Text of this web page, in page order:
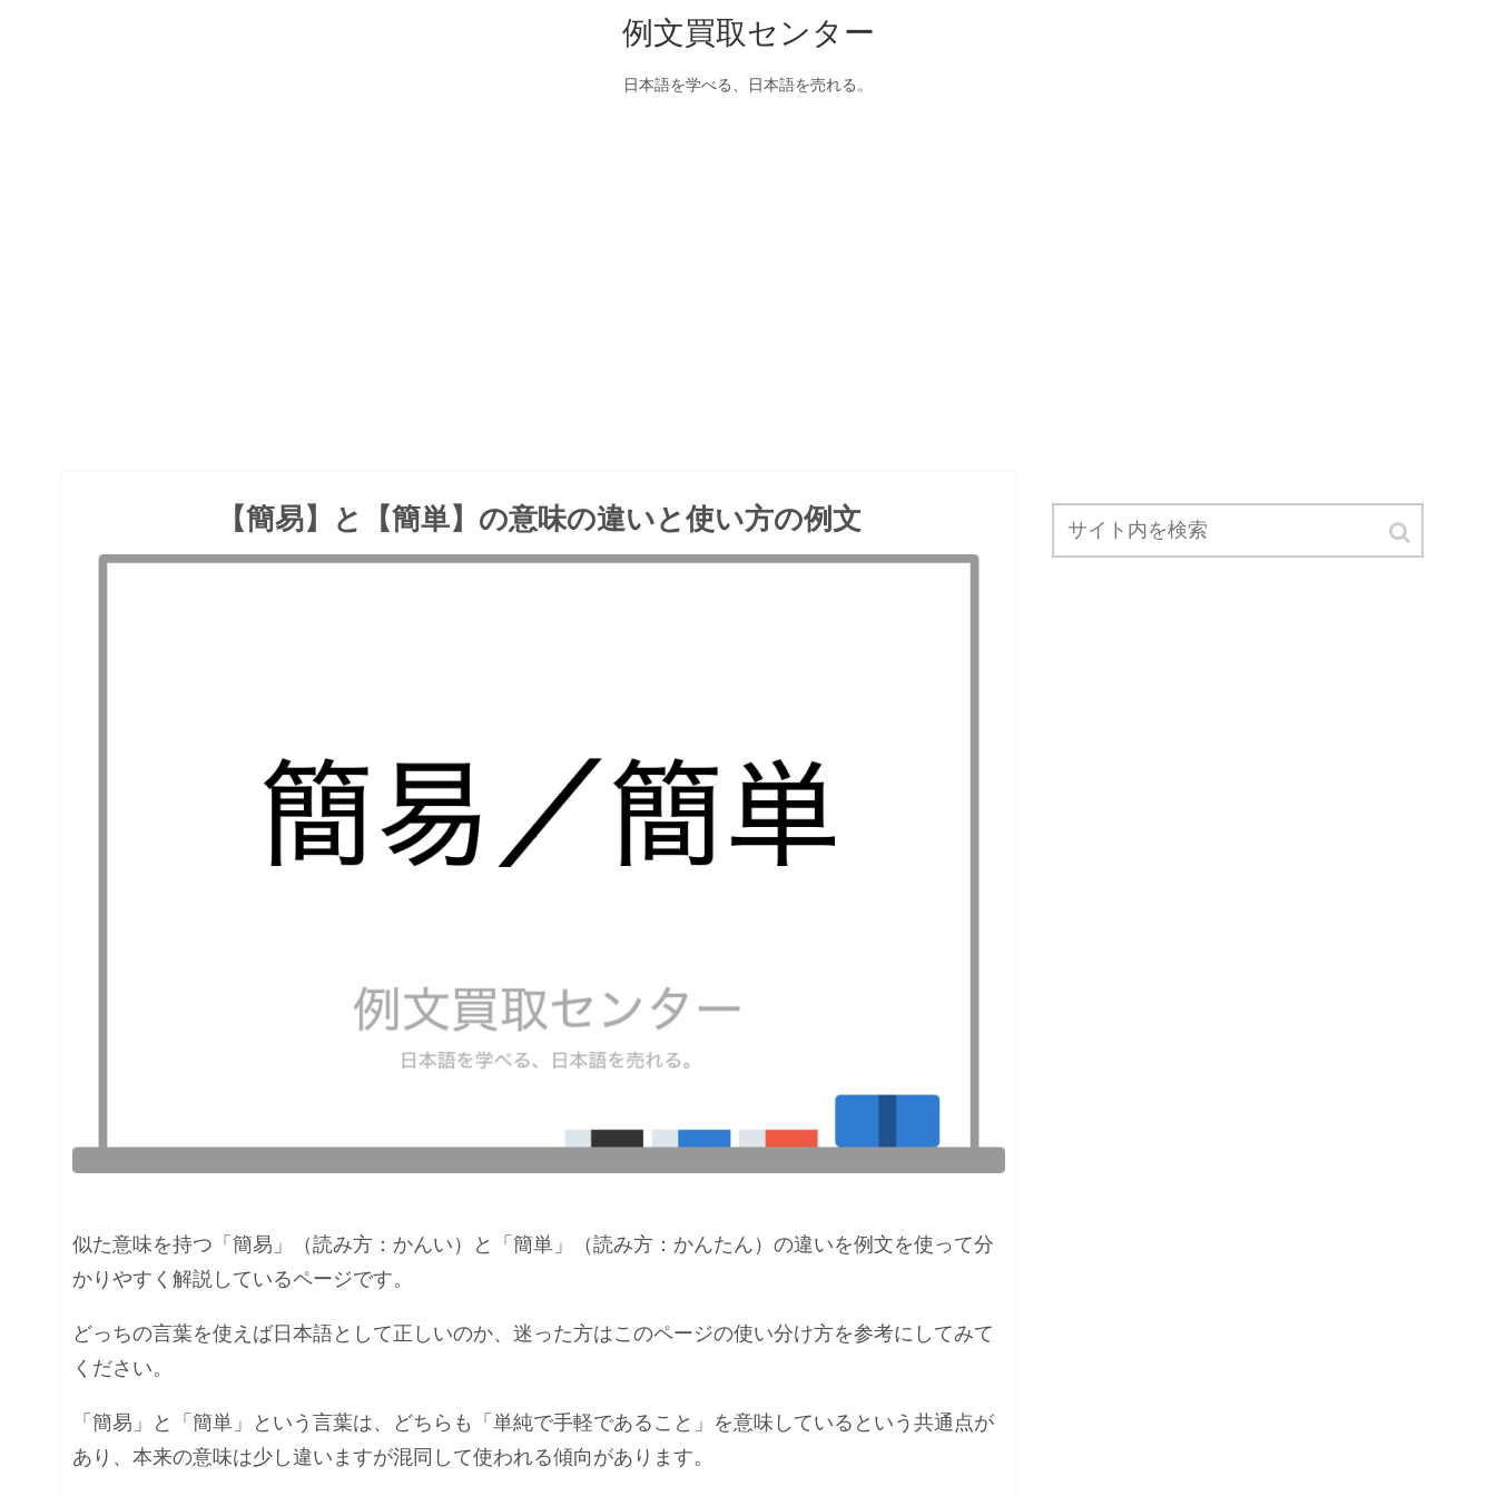
例文買取センター
日本語を学べる、日本語を売れる。
【簡易】と【簡単】の意味の違いと使い方の例文
似た意味を持つ「簡易」（読み方：かんい）と「簡単」（読み方：かんたん）の違いを例文を使って分
かりやすく解説しているページです。
どっちの言葉を使えば日本語として正しいのか、迷った方はこのページの使い分け方を参考にしてみて
ください。
「簡易」と「簡単」という言葉は、どちらも「単純で手軽であること」を意味しているという共通点が
あり、本来の意味は少し違いますが混同して使われる傾向があります。